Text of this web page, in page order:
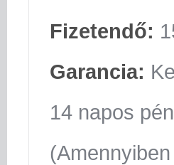
Fizetendő:
Garancia:
14 napos